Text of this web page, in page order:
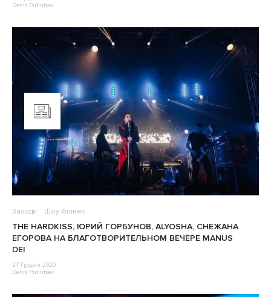
Denis Putintsev
Заходи Шоу-бізнес
THE HARDKISS, ЮРИЙ ГОРБУНОВ, ALYOSHA, СНЕЖАНА
ЕГОРОВА НА БЛАГОТВОРИТЕЛЬНОМ ВЕЧЕРЕ MANUS
DEI
27 Грудня 2020
Denis Putintsev